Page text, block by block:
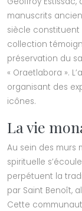
manuscrits
siècle
collection
préservation du
« Oraetlabora ».
organisant des
icônes.
La vie
Au sein des murs
spirituelle
perpétuent la
par Saint Benoît,
Cette